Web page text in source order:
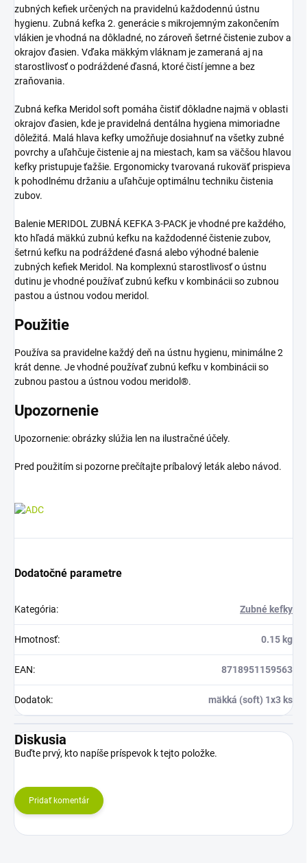
zubných kefiek určených na pravidelnú každodennú ústnu
hygienu. Zubná kefka 2. generácie s mikrojemným zakončením
vlákien je vhodná na dôkladné, no zároveň šetrné čistenie zubov a
okrajov ďasien. Vďaka mäkkým vláknam je zameraná aj na
starostlivosť o podráždené ďasná, ktoré čistí jemne a bez
zraňovania.
Zubná kefka Meridol soft pomáha čistiť dôkladne najmä v oblasti
okrajov ďasien, kde je pravidelná dentálna hygiena mimoriadne
dôležitá. Malá hlava kefky umožňuje dosiahnuť na všetky zubné
povrchy a uľahčuje čistenie aj na miestach, kam sa väčšou hlavou
kefky pristupuje ťažšie. Ergonomicky tvarovaná rukoväť prispieva
k pohodlnému držaniu a uľahčuje optimálnu techniku čistenia
zubov.
Balenie MERIDOL ZUBNÁ KEFKA 3-PACK je vhodné pre každého,
kto hľadá mäkkú zubnú kefku na každodenné čistenie zubov,
šetrnú kefku na podráždené ďasná alebo výhodné balenie
zubných kefiek Meridol. Na komplexnú starostlivosť o ústnu
dutinu je vhodné používať zubnú kefku v kombinácii so zubnou
pastou a ústnou vodou meridol.
Použitie
Používa sa pravidelne každý deň na ústnu hygienu, minimálne 2
krát denne. Je vhodné používať zubnú kefku v kombinácii so
zubnou pastou a ústnou vodou meridol®.
Upozornenie
Upozornenie: obrázky slúžia len na ilustračné účely.
Pred použitím si pozorne prečítajte príbalový leták alebo návod.
Dodatočné parametre
Kategória: Zubné kefky
Hmotnosť: 0.15 kg
EAN: 8718951159563
Dodatok: mäkká (soft) 1x3 ks
Diskusia
Buďte prvý, kto napíše príspevok k tejto položke.
Pridať komentár